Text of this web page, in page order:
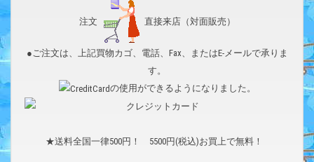
注文 直接来店（対面販売）
●ご注文は、上記買物カゴ、電話、Fax、またはE-メールで承りま
す。
の使用ができるようになりました。
★送料全国一律500円！ 5500円(税込)お買上で無料！